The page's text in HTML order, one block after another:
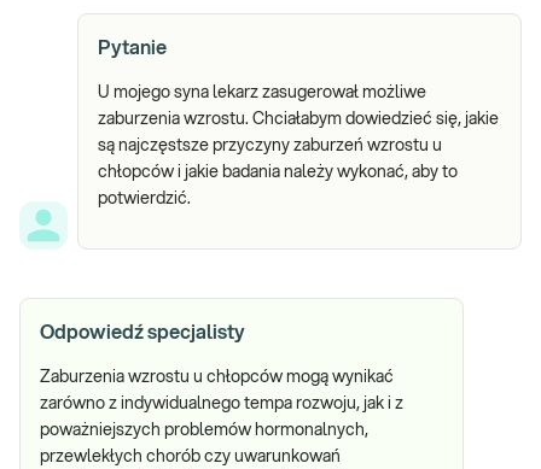
Pytanie
U mojego syna lekarz zasugerował możliwe
zaburzenia wzrostu. Chciałabym dowiedzieć się, jakie
są najczęstsze przyczyny zaburzeń wzrostu u
chłopców i jakie badania należy wykonać, aby to
potwierdzić.
Odpowiedź specjalisty
Zaburzenia wzrostu u chłopców mogą wynikać
zarówno z indywidualnego tempa rozwoju, jak i z
poważniejszych problemów hormonalnych,
przewlekłych chorób czy uwarunkowań